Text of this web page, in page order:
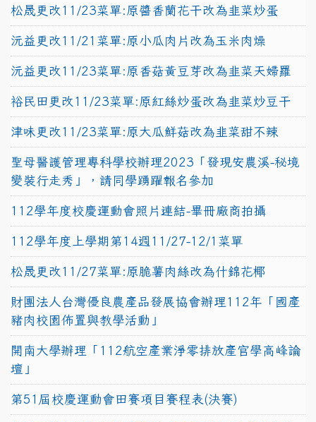
松晟更改11/23菜單:原醬香蘭花干改為韭菜炒蛋
沅益更改11/21菜單:原小瓜肉片改為玉米肉燥
沅益更改11/23菜單:原香菇黃豆芽改為韭菜天婦羅
裕民田更改11/23菜單:原紅絲炒蛋改為韭菜炒豆干
津味更改11/23菜單:原大瓜鮮菇改為韭菜甜不辣
聖母醫護管理專科學校辦理2023「發現安農溪-秘境
變裝行走秀」，請同學踴躍報名參加
112學年度校慶運動會照片連結-畢冊廠商拍攝
112學年度上學期第14週11/27-12/1菜單
松晟更改11/27菜單:原脆薯肉絲改為什錦花椰
財團法人台灣優良農產品發展協會辦理112年「國產
豬肉校園佈置與教學活動」
開南大學辦理「112航空產業淨零排放產官學高峰論
壇」
第51屆校慶運動會田賽項目賽程表(決賽)